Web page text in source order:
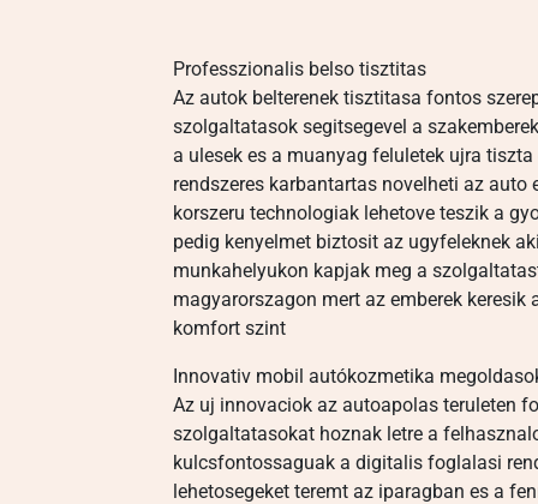
Professzionalis belso tisztitas
Az autok belterenek tisztitasa fontos
szolgaltatasok segitsegevel a
a ulesek es a muanyag feluletek ujra
rendszeres karbantartas novelheti az
korszeru technologiak lehetove teszik a
pedig kenyelmet biztosit az ugyfeleknek
munkahelyukon kapjak meg a
magyarorszagon mert az emberek
komfort szint
Innovativ mobil autókozmetika
Az uj innovaciok az autoapolas teruleten
szolgaltatasokat hoznak letre a
kulcsfontossaguak a digitalis foglalasi
lehetosegeket teremt az iparagban es a